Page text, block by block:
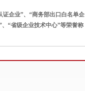
证企业”、“商务部出口白名单企
“省级企业技术中心”等荣誉称